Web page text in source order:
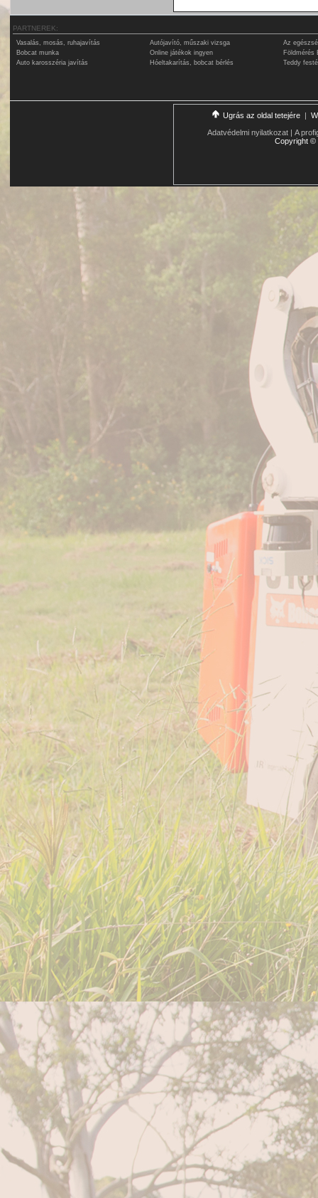
PARTNEREK:
Vasalás, mosás, ruhajavítás Autójavító, műszaki vizsga
Az
Bobcat munka
Online játékok ingyen
Földmérés
Auto karosszéria javítás
Hóeltakarítás, bobcat bérlés Teddy
Ugrás az oldal tetejére |
Adatvédelmi nyilatkozat | A
Copyright©